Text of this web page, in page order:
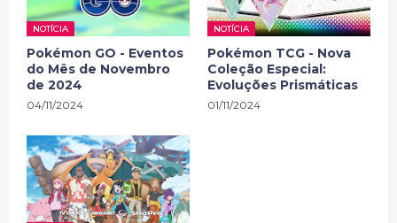
NOTÍCIA
Pokémon GO - Eventos
do Mês de Novembro
de 2024
04/11/2024
NOTÍCIA
Pokémon TCG - Nova
Coleção Especial:
Evoluções Prismáticas
01/11/2024